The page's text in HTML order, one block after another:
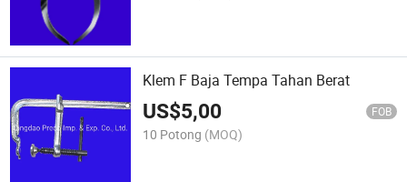
Klem F Baja Tempa Tahan Berat
US$5,00 FOB
10 Potong (MOQ)